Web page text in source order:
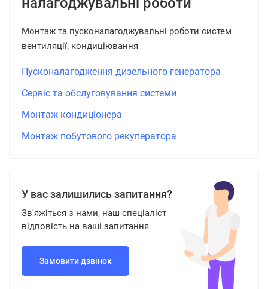
Монтаж та пусконалагоджувальні роботи систем
вентиляції, кондиціювання
Пусконалагодження дизельного генератора
Сервіс та обслуговування системи
Монтаж кондиціонера
Монтаж побутового рекуператора
У вас залишились запитання?
Зв'яжіться з нами, наш спеціаліст
відповість на ваші запитання
Замовити дзвінок